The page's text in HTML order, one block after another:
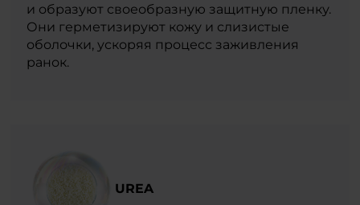
и образуют своеобразную защитную пленку.
Они герметизируют кожу и слизистые
оболочки, ускоряя процесс заживления
ранок.
UREA